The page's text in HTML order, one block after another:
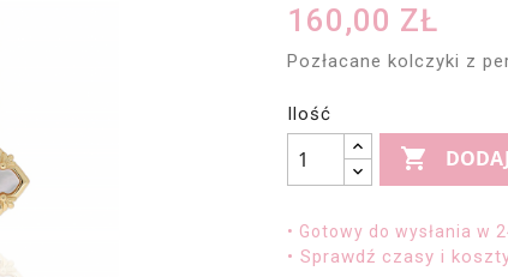
160,00 ZŁ
Pozłacane kolczyki z
Ilość

• Gotowy do wysłania w
• Sprawdź czasy i